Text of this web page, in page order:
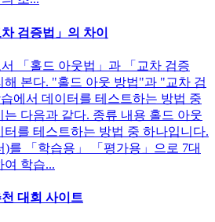
검증법」의 차이
「홀드 아웃법」과 「교차 검증
해 본다. "홀드 아웃 방법"과 "교차 검
에서 데이터를 테스트하는 방법 중
다음과 같다. 종류 내용 홀드 아웃
를 테스트하는 방법 중 하나입니다.
를 「학습용」 「평가용」으로 7대
여 학습...
대회 사이트